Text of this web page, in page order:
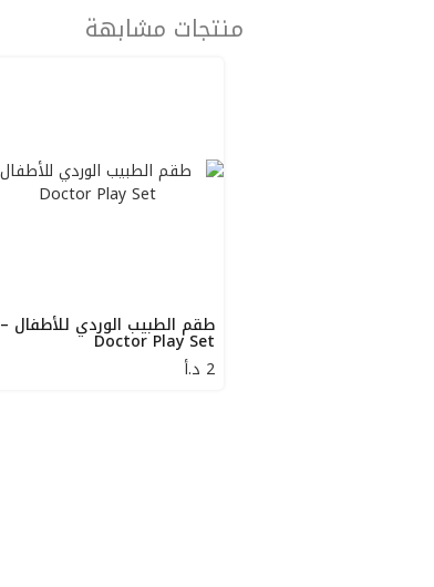
منتجات مشابهة
طقم الطبيب الوردي للأطفال –
Doctor Play Set
2 د.أ